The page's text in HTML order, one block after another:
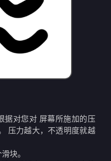
据对您对 屏幕所施加的压
压力越大，不透明度就越
块。